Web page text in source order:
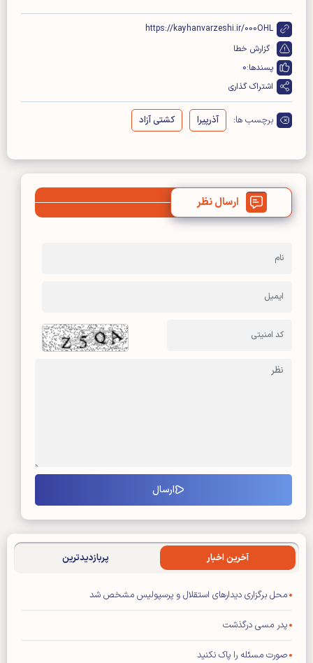
https://kayhanvarzeshi.ir/000OHL
گزارش خطا
پسندها:0
اشتراک گذاری
برچسب ها: آذرپیرا کشتی آزاد
ارسال نظر
آخرین اخبار پربازدیدترین
محل برگزاری دیدار‌های استقلال و پرسپولیس مشخص شد
پدر مسی درگذشت
صورت مسئله را پاک نکنید